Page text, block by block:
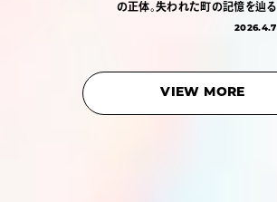
の正体。失われた町の記憶を辿る
2026.4.7
VIEW MORE